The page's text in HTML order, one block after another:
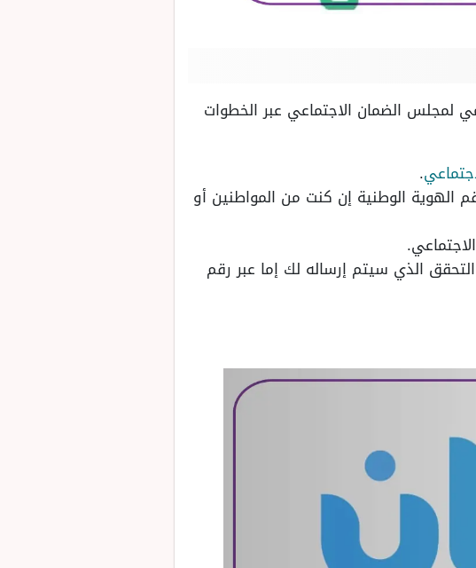
لمجلس الضمان الاجتماعي عبر الخطوات
.
الوطنية إن كنت من المواطنين أو
الذي سيتم إرساله لك إما عبر رقم